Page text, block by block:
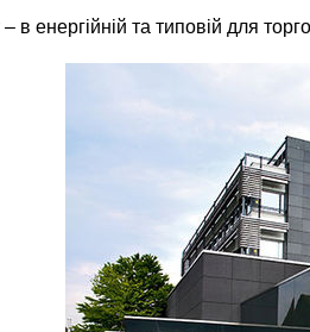
в енергійній та типовій для